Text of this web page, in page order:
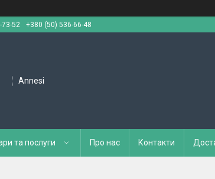
52
+380 (50) 536-66-48
Annesi
та послуги Про нас Контакти